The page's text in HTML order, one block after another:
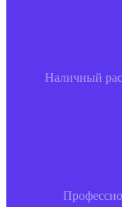
Наличный